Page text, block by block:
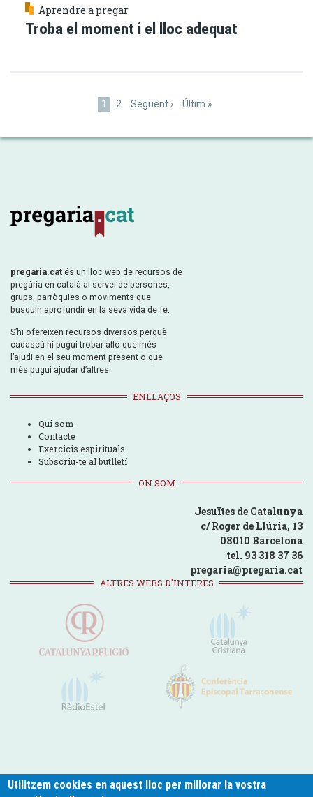
Aprendre a pregar
Troba el moment i el lloc adequat
Pàgina
1 Pàgina
2
Pàgina
Següent ›
Última
Últim »
pregaria.cat és un lloc web de recursos de
pregària en català al servei de persones,
grups, parròquies o moviments que
busquin aprofundir en la seva vida de fe.
S’hi ofereixen recursos diversos perquè
cadascú hi pugui trobar allò que més
l’ajudi en el seu moment present o que
més pugui ajudar d’altres.
ENLLAÇOS
Qui som
Contacte
Exercicis espirituals
Subscriu-te al butlletí
ON SOM
Jesuïtes de Catalunya
c/ Roger de Llúria, 13
08010 Barcelona
tel. 93 318 37 36
pregaria@pregaria.cat
ALTRES WEBS D'INTERÈS
Utilitzem cookies en aquest lloc per millorar la vostra